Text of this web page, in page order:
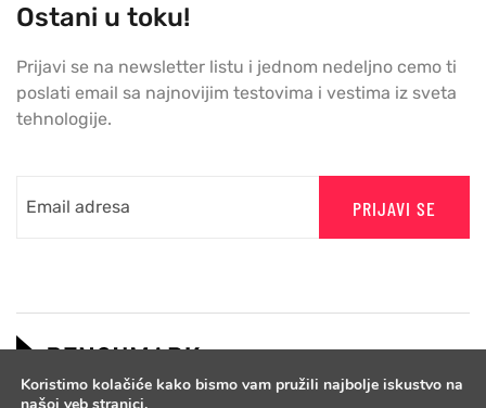
Ostani u toku!
Prijavi se na newsletter listu i jednom nedeljno cemo ti
poslati email sa najnovijim testovima i vestima iz sveta
tehnologije.
PRIJAVI SE
Koristimo kolačiće kako bismo vam pružili najbolje iskustvo na